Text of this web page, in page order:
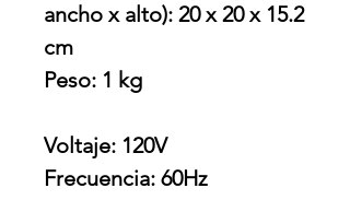
ancho x alto): 20 x 20 x 15.2
cm
Peso: 1 kg
Voltaje: 120V
Frecuencia: 60Hz